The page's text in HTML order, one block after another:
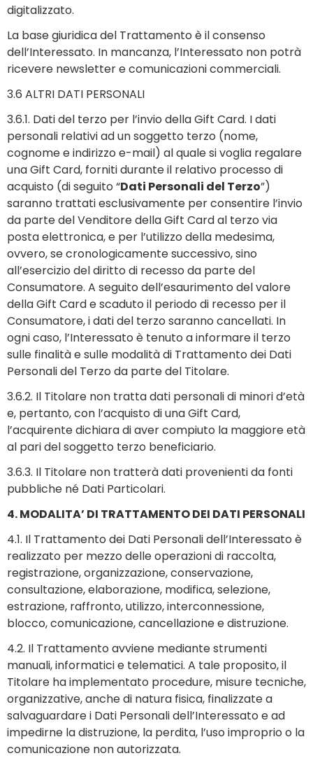
digitalizzato.
La base giuridica del Trattamento è il consenso
dell’Interessato. In mancanza, l’Interessato non potrà
ricevere newsletter e comunicazioni commerciali.
3.6 ALTRI DATI PERSONALI
3.6.1. Dati del terzo per l’invio della Gift Card. I dati
personali relativi ad un soggetto terzo (nome,
cognome e indirizzo e-mail) al quale si voglia regalare
una Gift Card, forniti durante il relativo processo di
acquisto (di seguito “Dati Personali del Terzo”)
saranno trattati esclusivamente per consentire l’invio
da parte del Venditore della Gift Card al terzo via
posta elettronica, e per l’utilizzo della medesima,
ovvero, se cronologicamente successivo, sino
all’esercizio del diritto di recesso da parte del
Consumatore. A seguito dell’esaurimento del valore
della Gift Card e scaduto il periodo di recesso per il
Consumatore, i dati del terzo saranno cancellati. In
ogni caso, l’Interessato è tenuto a informare il terzo
sulle finalità e sulle modalità di Trattamento dei Dati
Personali del Terzo da parte del Titolare.
3.6.2. Il Titolare non tratta dati personali di minori d’età
e, pertanto, con l’acquisto di una Gift Card,
l’acquirente dichiara di aver compiuto la maggiore età
al pari del soggetto terzo beneficiario.
3.6.3. Il Titolare non tratterà dati provenienti da fonti
pubbliche né Dati Particolari.
4. MODALITA’ DI TRATTAMENTO DEI DATI PERSONALI
4.1. Il Trattamento dei Dati Personali dell’Interessato è
realizzato per mezzo delle operazioni di raccolta,
registrazione, organizzazione, conservazione,
consultazione, elaborazione, modifica, selezione,
estrazione, raffronto, utilizzo, interconnessione,
blocco, comunicazione, cancellazione e distruzione.
4.2. Il Trattamento avviene mediante strumenti
manuali, informatici e telematici. A tale proposito, il
Titolare ha implementato procedure, misure tecniche,
organizzative, anche di natura fisica, finalizzate a
salvaguardare i Dati Personali dell’Interessato e ad
impedirne la distruzione, la perdita, l’uso improprio o la
comunicazione non autorizzata.